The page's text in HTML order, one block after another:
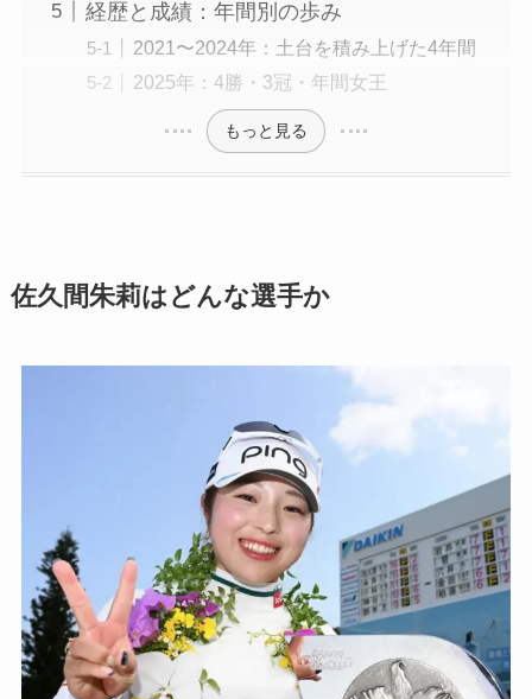
経歴と成績：年間別の歩み
2021〜2024年：土台を積み上げた4年間
2025年：4勝・3冠・年間女王
もっと見る
佐久間朱莉はどんな選手か